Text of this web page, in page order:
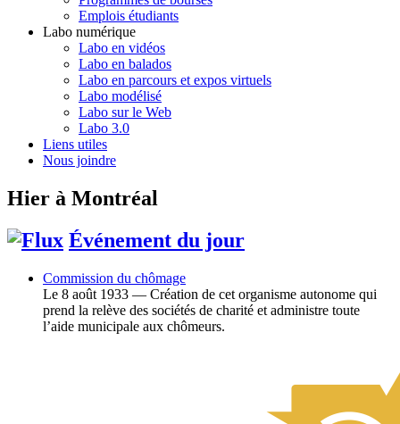
Emplois étudiants
Labo numérique
Labo en vidéos
Labo en balados
Labo en parcours et expos virtuels
Labo modélisé
Labo sur le Web
Labo 3.0
Liens utiles
Nous joindre
Hier à Montréal
Événement du jour
Commission du chômage
Le 8 août 1933 — Création de cet organisme autonome qui
prend la relève des sociétés de charité et administre toute
l’aide municipale aux chômeurs.